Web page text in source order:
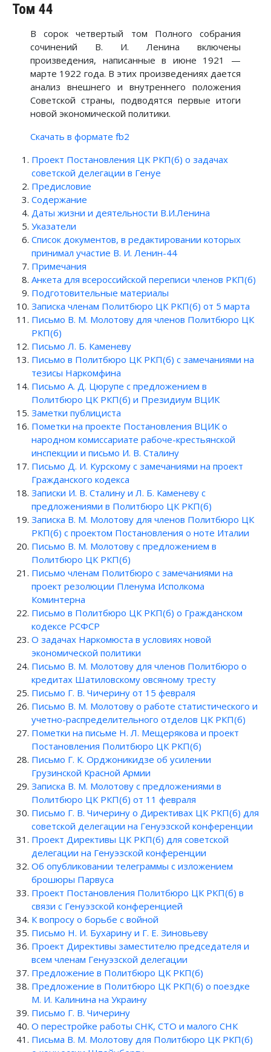
Том 44
В сорок четвертый том Полного собрания
сочинений В. И. Ленина включены
произведения, написанные в июне 1921 —
марте 1922 года. В этих произведениях дается
анализ внешнего и внутреннего положения
Советской страны, подводятся первые итоги
новой экономической политики.
Скачать в формате fb2
Проект Постановления ЦК РКП(б) о задачах
советской делегации в Генуе
Предисловие
Содержание
Даты жизни и деятельности В.И.Ленина
Указатели
Список документов, в редактировании которых
принимал участие В. И. Ленин-44
Примечания
Анкета для всероссийской переписи членов РКП(б)
Подготовительные материалы
Записка членам Политбюро ЦК РКП(б) от 5 марта
Письмо В. М. Молотову для членов Политбюро ЦК
РКП(б)
Письмо Л. Б. Каменеву
Письмо в Политбюро ЦК РКП(б) с замечаниями на
тезисы Наркомфина
Письмо А. Д. Цюрупе с предложением в
Политбюро ЦК РКП(б) и Президиум ВЦИК
Заметки публициста
Пометки на проекте Постановления ВЦИК о
народном комиссариате рабоче-крестьянской
инспекции и письмо И. В. Сталину
Письмо Д. И. Курскому с замечаниями на проект
Гражданского кодекса
Записки И. В. Сталину и Л. Б. Каменеву с
предложениями в Политбюро ЦК РКП(б)
Записка В. М. Молотову для членов Политбюро ЦК
РКП(б) с проектом Постановления о ноте Италии
Письмо В. М. Молотову с предложением в
Политбюро ЦК РКП(б)
Письмо членам Политбюро с замечаниями на
проект резолюции Пленума Исполкома
Коминтерна
Письмо в Политбюро ЦК РКП(б) о Гражданском
кодексе РСФСР
О задачах Наркомюста в условиях новой
экономической политики
Письмо В. М. Молотову для членов Политбюро о
кредитах Шатиловскому овсяному тресту
Письмо Г. В. Чичерину от 15 февраля
Письмо В. М. Молотову о работе статистического и
учетно-распределительного отделов ЦК РКП(б)
Пометки на письме Н. Л. Мещерякова и проект
Постановления Политбюро ЦК РКП(б)
Письмо Г. К. Орджоникидзе об усилении
Грузинской Красной Армии
Записка В. М. Молотову с предложениями в
Политбюро ЦК РКП(б) от 11 февраля
Письмо Г. В. Чичерину о Директивах ЦК РКП(б) для
советской делегации на Генуэзской конференции
Проект Директивы ЦК РКП(б) для советской
делегации на Генуэзской конференции
Об опубликовании телеграммы с изложением
брошюры Парвуса
Проект Постановления Политбюро ЦК РКП(б) в
связи с Генуэзской конференцией
К вопросу о борьбе с войной
Письмо Н. И. Бухарину и Г. Е. Зиновьеву
Проект Директивы заместителю председателя и
всем членам Генуэзской делегации
Предложение в Политбюро ЦК РКП(б)
Предложение в Политбюро ЦК РКП(б) о поездке
М. И. Калинина на Украину
Письмо Г. В. Чичерину
О перестройке работы СНК, СТО и малого СНК
Письма В. М. Молотову для Политбюро ЦК РКП(б)